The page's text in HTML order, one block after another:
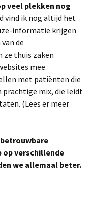
veel plekken nog
vind ik nog altijd het
informatie krijgen
de
ze thuis zaken
mee.
met patiënten die
prachtige mix, die leidt
(Lees er meer
op verschillende
we allemaal beter.